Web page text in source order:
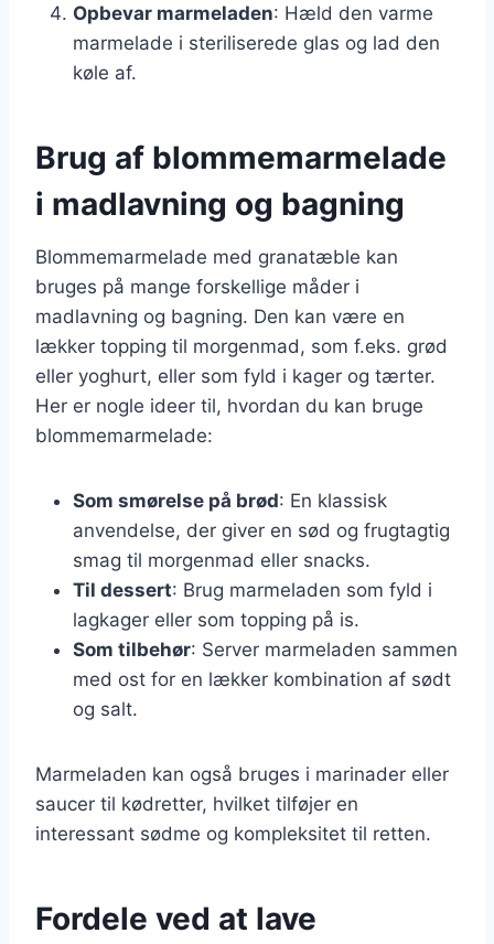
Opbevar marmeladen: Hæld den varme
marmelade i steriliserede glas og lad den
køle af.
Brug af blommemarmelade
i madlavning og bagning
Blommemarmelade med granatæble kan
bruges på mange forskellige måder i
madlavning og bagning. Den kan være en
lækker topping til morgenmad, som f.eks. grød
eller yoghurt, eller som fyld i kager og tærter.
Her er nogle ideer til, hvordan du kan bruge
blommemarmelade:
Som smørelse på brød: En klassisk
anvendelse, der giver en sød og frugtagtig
smag til morgenmad eller snacks.
Til dessert: Brug marmeladen som fyld i
lagkager eller som topping på is.
Som tilbehør: Server marmeladen sammen
med ost for en lækker kombination af sødt
og salt.
Marmeladen kan også bruges i marinader eller
saucer til kødretter, hvilket tilføjer en
interessant sødme og kompleksitet til retten.
Fordele ved at lave